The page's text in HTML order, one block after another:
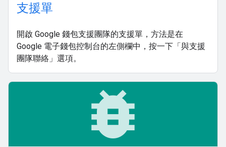
支援單
開啟 Google 錢包支援團隊的支援單，方法是在
Google 電子錢包控制台的左側欄中，按一下「與支援
團隊聯絡」選項。
bug_report